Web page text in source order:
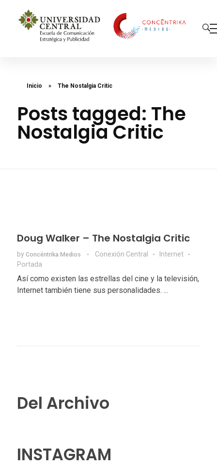
Inicio » The Nostalgia Critic
Posts tagged: The
Nostalgia Critic
Doug Walker – The Nostalgia Critic
by Concéntrika Medios Conexión Central
Internet
Portada
Así como existen las estrellas del cine y la televisión,
Internet también tiene sus personalidades. ...
Del Archivo
INSTAGRAM